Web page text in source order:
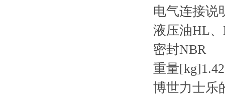
电气连接说
液压油HL
密封NBR
重量[kg]1.42
博世力士乐